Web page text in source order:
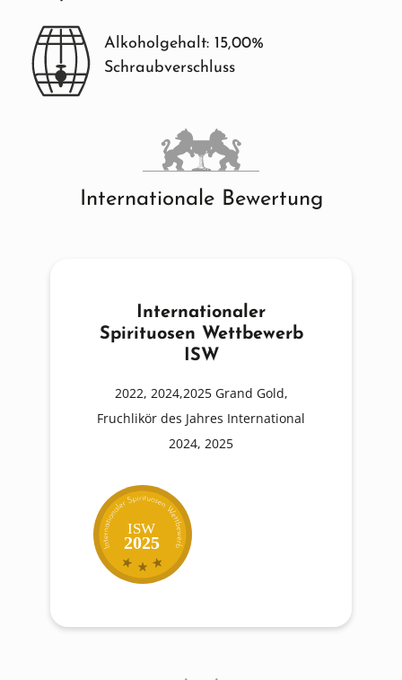
Alkoholgehalt: 15,00%
Schraubverschluss
Internationale Bewertung
Internationaler
Spirituosen Wettbewerb
ISW
2022, 2024,2025 Grand Gold,
Fruchlikör des Jahres International
2024, 2025
2025
ISW